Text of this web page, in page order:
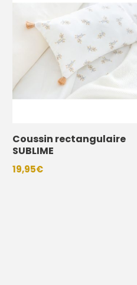
Coussin rectangulaire
SUBLIME
19,95€